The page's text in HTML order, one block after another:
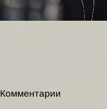
Комментарии